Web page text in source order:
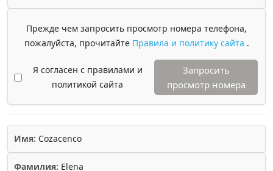
Прежде чем запросить просмотр номера телефона,
пожалуйста, прочитайте Правила и политику сайта .
Я согласен с правилами и
политикой сайта
Запросить
просмотр номера
Имя: Cozacenco
Фамилия: Elena